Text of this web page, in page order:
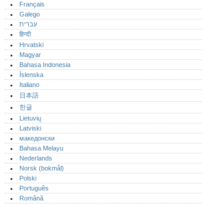
Français
Galego
עברית
हिन्दी
Hrvatski
Magyar
Bahasa Indonesia
Íslenska
Italiano
日本語
한글
Lietuvių
Latviski
македонски
Bahasa Melayu
Nederlands
Norsk (bokmål)‎
Polski
Português‎
Română